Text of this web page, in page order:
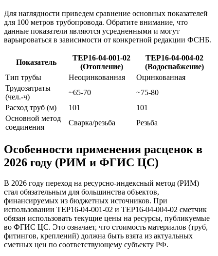
Для наглядности приведем сравнение основных показателей
для 100 метров трубопровода. Обратите внимание, что
данные показатели являются усредненными и могут
варьироваться в зависимости от конкретной редакции ФСНБ.
Показатель
ТЕР16-04-001-02
(Отопление)
ТЕР16-04-004-02
(Водоснабжение)
Тип трубы
Неоцинкованная
Оцинкованная
Трудозатраты
(чел.-ч)
~65-70
~75-80
Расход труб (м)
101
101
Основной метод
соединения
Сварка/резьба Резьба
Особенности применения расценок в
2026 году (РИМ и ФГИС ЦС)
В 2026 году переход на ресурсно-индексный метод (РИМ)
стал обязательным для большинства объектов,
финансируемых из бюджетных источников. При
использовании ТЕР16-04-001-02 и ТЕР16-04-004-02 сметчик
обязан использовать текущие цены на ресурсы, публикуемые
во ФГИС ЦС. Это означает, что стоимость материалов (труб,
фитингов, креплений) должна быть взята из актуальных
сметных цен по соответствующему субъекту РФ.